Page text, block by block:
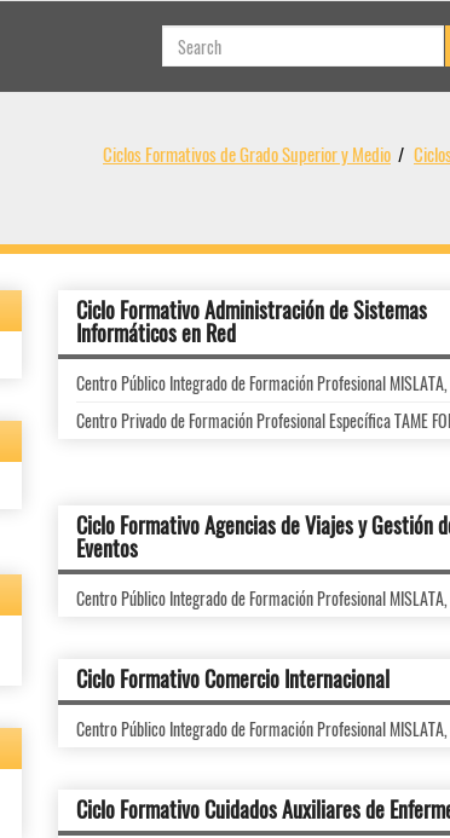
Ciclos Formativos de Grado Superior y Medio
Ciclo Formativo Administración de Sistemas
Informáticos en Red
Centro Público Integrado de Formación Profesional
Centro Privado de Formación Profesional Específica TAME
Ciclo Formativo Agencias de Viajes y Gestión
Eventos
Centro Público Integrado de Formación Profesional
Ciclo Formativo Comercio Internacional
Centro Público Integrado de Formación Profesional
Ciclo Formativo Cuidados Auxiliares de